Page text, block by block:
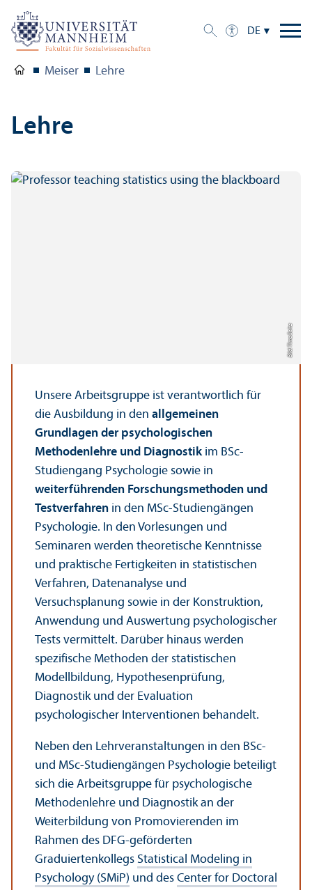
DE
Meiser Lehre
Lehre
Bild: Timo Seitz
Unsere Arbeits­gruppe ist verantwortlich für
die Ausbildung in den allgemeinen
Grundlagen der psychologischen
Methodenlehre und Diagnostikim BSc-
Studien­gang Psychologie sowie in
weiterführenden Forschungs­methoden und
Test­verfahren in den MSc-Studien­gängen
Psychologie. In den Vorlesungen und
Seminaren werden theoretische Kenntnisse
und praktische Fertigkeiten in statistischen
Verfahren, Datenanalyse und
Versuchsplanung sowie in der Konstruktion,
Anwendung und Auswertung psychologischer
Tests vermittelt. Darüber hinaus werden
spezifische Methoden der statistischen
Modellbildung, Hypothesen­prüfung,
Diagnostik und der Evaluation
psychologischer Interventionen behandelt.
Neben den Lehr­veranstaltungen in den BSc-
und MSc-Studien­gängen Psychologie beteiligt
sich die Arbeits­gruppe für psychologische
Methodenlehre und Diagnostik an der
Weiterbildung von Promovierenden im
Rahmen des DFG-geförderten
Graduiertenkollegs Statistical Modeling in
Psychology (SMiP) und des Center for Doctoral